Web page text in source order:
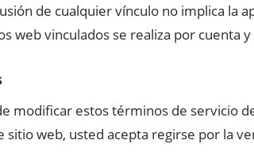
de cualquier vínculo no implica la
web vinculados se realiza por cuenta
modificar estos términos de servicio
sitio web, usted acepta regirse por la